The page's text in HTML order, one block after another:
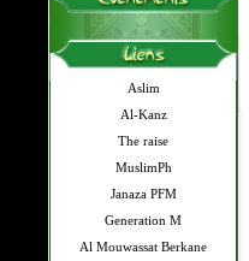
Aslim
Al-Kanz
The raise
MuslimPh
Janaza PFM
Generation M
Al Mouwassat Berkane